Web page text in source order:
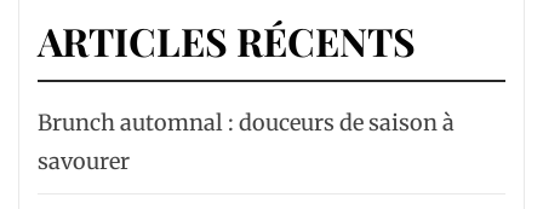
ARTICLES RÉCENTS
Brunch automnal : douceurs de saison à
savourer